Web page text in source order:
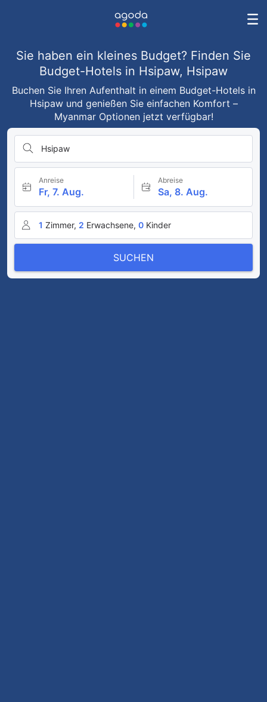
Sie haben ein kleines Budget? Finden Sie
Budget-Hotels in Hsipaw, Hsipaw
Buchen Sie Ihren Aufenthalt in einem Budget-Hotels in
Hsipaw und genießen Sie einfachen Komfort –
Myanmar Optionen jetzt verfügbar!
Hsipaw
Anreise
Fr, 7. Aug.
Abreise
Sa, 8. Aug.
1 Zimmer, 2 Erwachsene, 0 Kinder
SUCHEN